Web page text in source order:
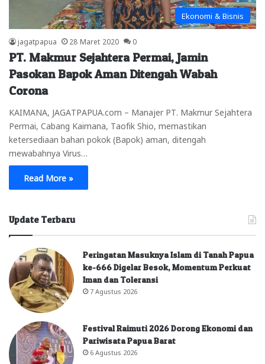
Ekonomi & Bisnis
jagatpapua 28 Maret 2020 0
PT. Makmur Sejahtera Permai, Jamin
Pasokan Bapok Aman Ditengah Wabah
Corona
KAIMANA, JAGATPAPUA.com – Manajer PT. Makmur Sejahtera
Permai, Cabang Kaimana, Taofik Shio, memastikan
ketersediaan bahan pokok (Bapok) aman, ditengah
mewabahnya Virus…
Read More »
Update Terbaru
Peringatan Masuknya Islam di Tanah Papua
ke-666 Digelar Besok, Momentum Perkuat
Iman dan Toleransi
7 Agustus 2026
Festival Raimuti 2026 Dorong Ekonomi dan
Pariwisata Papua Barat
6 Agustus 2026